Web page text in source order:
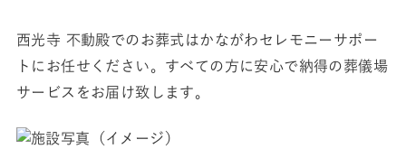
西光寺 不動殿でのお葬式はかながわセレモニーサポー
トにお任せください。すべての方に安心で納得の葬儀場
サービスをお届け致します。